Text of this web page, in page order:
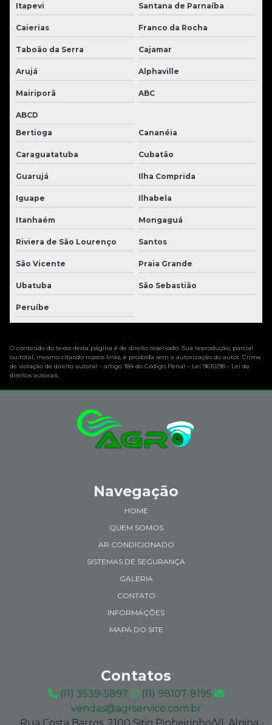
Itapevi Santana de Parnaíba
Caierias Franco da Rocha
Taboão da Serra Cajamar
Arujá Alphaville
Mairiporã ABC
ABCD
Bertioga
Cananéia
Caraguatatuba Cubatão
Guarujá Ilha Comprida
Iguape Ilhabela
Itanhaém Mongaguá
Riviera de São Lourenço Santos
São Vicente Praia Grande
Ubatuba São Sebastião
Peruíbe
O conteúdo do texto desta página é de direito reservado. Sua reprodução, parcial
ou total, mesmo citando nossos links, é proibida sem a autorização do autor. Crime
de violação de direito autoral – artigo 184 do Código Penal – Lei 9610/98 - Lei de
direitos autorais.
Navegação
HOME
QUEM SOMOS
AR CONDICIONADO
SISTEMAS DE SEGURANÇA
GALERIA
CONTATO
INFORMAÇÕES
MAPA DO SITE
Contatos
(11) 3539-5897
(11) 98107-8195
vendas@agrservice.com.br